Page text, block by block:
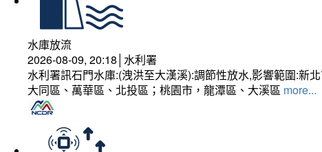
水庫放流
2026-08-09, 20:18│水利署
水利署訊石門水庫:(洩洪至大漢溪):調節性放水,影響範圍:新
大同區、萬華區、北投區；桃園市，龍潭區、大溪區 more...